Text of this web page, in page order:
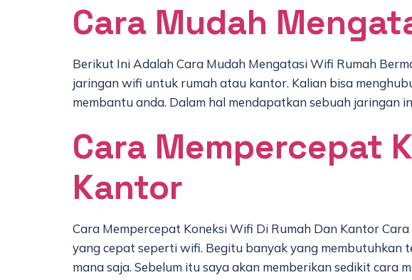
Cara Mudah
Berikut Ini Adalah Cara Mudah Mengatasi Wifi Rumah
jaringan wifi untuk rumah atau kantor. Kalian bisa
membantu anda. Dalam hal mendapatkan sebuah
Cara Mempercepat
Kantor
Cara Mempercepat Koneksi Wifi Di Rumah Dan Kantor
yang cepat seperti wifi. Begitu banyak yang membutuhkan
mana saja. Sebelum itu saya akan memberikan sedikit cara